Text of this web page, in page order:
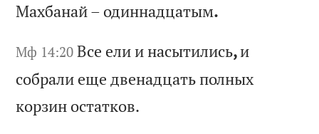
Махбанай– одиннадцатым.
Мф 14:20 Все ели и насытились,и
собрали ещедвенадцать полных
корзин остатков.